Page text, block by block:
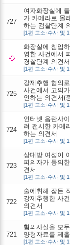
727
여자화장실에
가 카메라로 몰
하는 검찰단계
[1편 고소·수사 및
화장실에 침입
영한 사건에서
경찰단계 의견서
[1편 고소·수사 및
725
강제추행 혐의
사건에서 고의
인하는 의견서(
[1편 고소·수사 및
724
인터넷 음란사
려 전시한 카메
하는 의견서
[1편 고소·수사 및
723
상대방 여성이
피의자가 동의
견서
[1편 고소·수사 및
722
술에취해 잠든
강제추행한 사
의견서
[1편 고소·수사 및
721
혐의사실을 모
양형자료를 제
[1편 고소·수사 및